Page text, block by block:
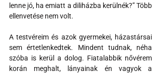
lenne jó, ha emiatt a diliházba kerülnék?” Több
ellenvetése nem volt.
A testvéreim és azok gyermekei, házastársai
sem értetlenkedtek. Mindent tudnak, néha
szóba is kerül a dolog. Fiatalabbik nővérem
korán meghalt, lányainak én vagyok a